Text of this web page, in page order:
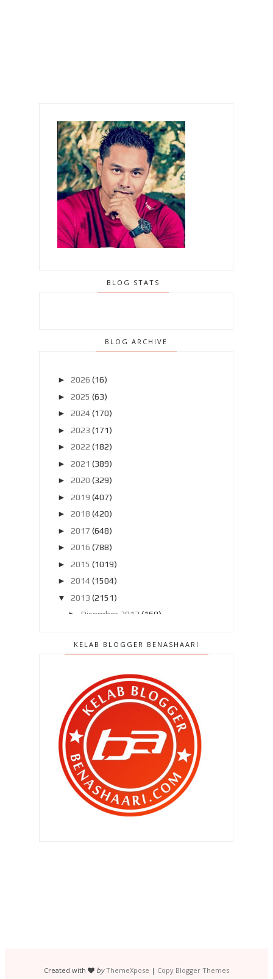
BLOG STATS
BLOG ARCHIVE
► 2026 (16)
► 2025 (63)
► 2024 (170)
► 2023 (171)
► 2022 (182)
► 2021 (389)
► 2020 (329)
► 2019 (407)
► 2018 (420)
► 2017 (648)
► 2016 (788)
► 2015 (1019)
► 2014 (1504)
▼
2013 (2151)
► Disember 2013 (169)
►Oktober 2013 (160)
Ogos 2013(182)
▼ Julai 2013(220)
Penyakit berjangkit kembali !!
" Sayang , abang nak nikah sorang
lagi boleh ? "
Operator Hotline Maybank sibuk
sangat ke ?
Kejam benar aih..
KELAB BLOGGER BENASHAARI
Created with by ThemeXpose | Copy Blogger Themes